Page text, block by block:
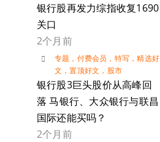
银行股再发力综指收复1690
关口
2个月前
专题 ， 付费会员 ， 特写 ，精选好
文 ，置顶好文 ， 股市
银行股3巨头股价从高峰回
落 马银行、大众银行与联昌
国际还能买吗？
2个月前